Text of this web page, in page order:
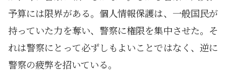
予算には限界がある。個人情報保護は、一般国民が
持っていた力を奪い、警察に権限を集中させた。そ
れは警察にとって必ずしもよいことではなく、逆に
警察の疲弊を招いている。